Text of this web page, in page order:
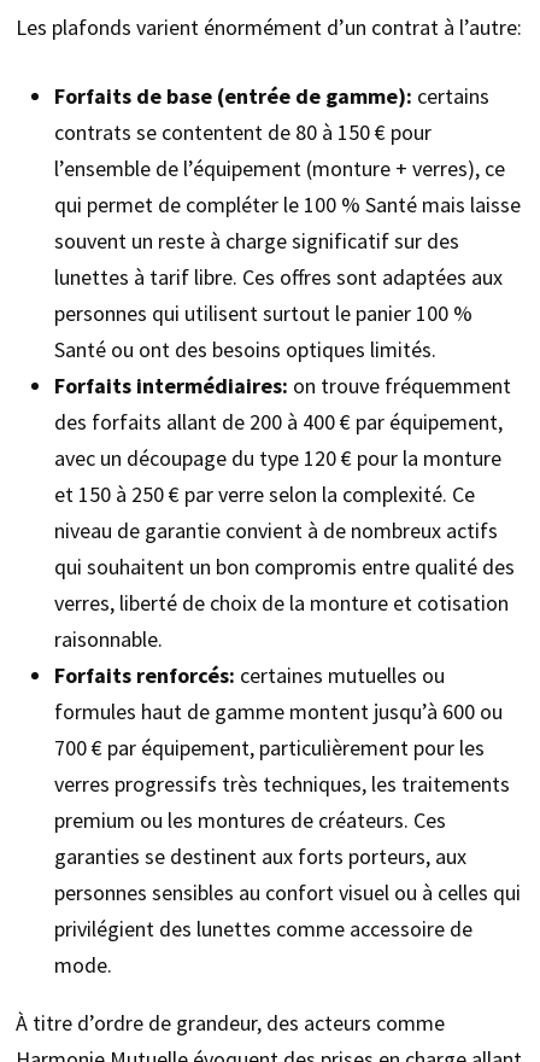
Les plafonds varient énormément d’un contrat à l’autre:
Forfaits de base (entrée de gamme): certains
contrats se contentent de 80 à 150 € pour
l’ensemble de l’équipement (monture + verres), ce
qui permet de compléter le 100 % Santé mais laisse
souvent un reste à charge significatif sur des
lunettes à tarif libre. Ces offres sont adaptées aux
personnes qui utilisent surtout le panier 100 %
Santé ou ont des besoins optiques limités.
Forfaits intermédiaires: on trouve fréquemment
des forfaits allant de 200 à 400 € par équipement,
avec un découpage du type 120 € pour la monture
et 150 à 250 € par verre selon la complexité. Ce
niveau de garantie convient à de nombreux actifs
qui souhaitent un bon compromis entre qualité des
verres, liberté de choix de la monture et cotisation
raisonnable.
Forfaits renforcés: certaines mutuelles ou
formules haut de gamme montent jusqu’à 600 ou
700 € par équipement, particulièrement pour les
verres progressifs très techniques, les traitements
premium ou les montures de créateurs. Ces
garanties se destinent aux forts porteurs, aux
personnes sensibles au confort visuel ou à celles qui
privilégient des lunettes comme accessoire de
mode.
À titre d’ordre de grandeur, des acteurs comme